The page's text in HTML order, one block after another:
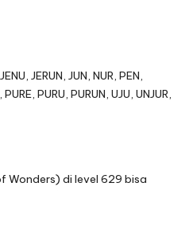
JERUN, JUN, NUR, PEN,
PURU, PURUN, UJU, UNJUR,
Wonders) di level 629 bisa